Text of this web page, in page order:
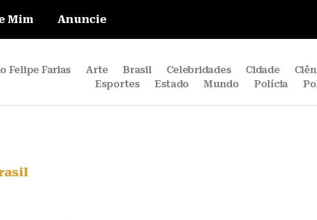
Mim Anuncie
Felipe Farias Arte Brasil Celebridades Cidade
Esportes
Estado Mundo Polícia